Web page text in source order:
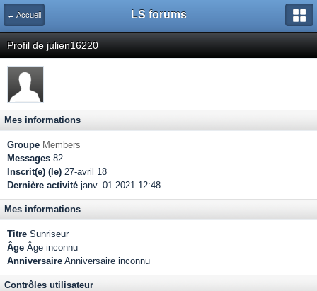
← Accueil LS forums
Profil de julien16220
Mes informations
Groupe Members
Messages 82
Inscrit(e) (le) 27-avril 18
Dernière activité janv. 01 2021 12:48
Mes informations
Titre Sunriseur
Âge Âge inconnu
Anniversaire Anniversaire inconnu
Contrôles utilisateur